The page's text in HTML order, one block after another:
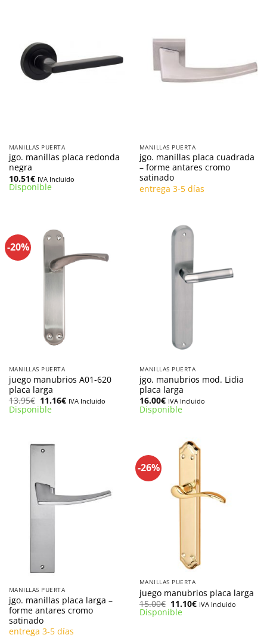
MANILLAS PUERTA
jgo. manillas placa redonda
negra
10.51€ IVA Incluido
Disponible
MANILLAS PUERTA
jgo. manillas placa cuadrada
– forme antares cromo
satinado
entrega 3-5 días
-20%
MANILLAS PUERTA
juego manubrios A01-620
placa larga
13.95€ El
precio
original
11.16€ElIVA Incluido
Disponible
MANILLAS PUERTA
jgo. manubrios mod. Lidia
placa larga
16.00€ IVA Incluido
Disponible
MANILLAS PUERTA
jgo. manillas placa larga –
forme antares cromo
satinado
entrega 3-5 días
-26%
MANILLAS PUERTA
juego manubrios placa larga
15.00€ El
precio
original
11.10€El
precio
IVA Incluido
Disponible